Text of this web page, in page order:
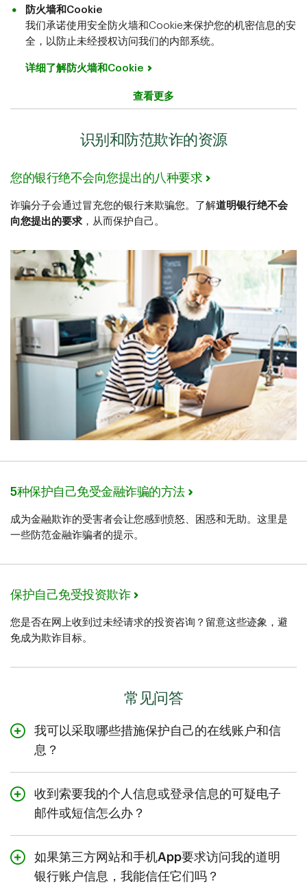
防火墙和Cookie
我们承诺使用安全防火墙和Cookie来保护您的机密信息的安
全，以防止未经授权访问我们的内部系统。
详细了解防火墙和Cookie
查看更多
识别和防范欺诈的资源
您的银行绝不会向您提出的八种要求
诈骗分子会通过冒充您的银行来欺骗您。了解道明银行绝不会
向您提出的要求，从而保护自己。
5种保护自己免受金融诈骗的方法
成为金融欺诈的受害者会让您感到愤怒、困惑和无助。这里是
一些防范金融诈骗者的提示。
保护自己免受投资欺诈
您是否在网上收到过未经请求的投资咨询？留意这些迹象，避
免成为欺诈目标。
常见问答
我可以采取哪些措施保护自己的在线账户和信
息？
请勿打开不请自来的电子邮件，也不要打开来源不明的电
子邮件中的附件。
点击不明网站上的链接时要谨慎。
保护好您的密码：
收到索要我的个人信息或登录信息的可疑电子
邮件或短信怎么办？
切勿回复可疑的电子邮件，也不要打开来自陌生人的附
件：直接删除。
骗子可能会冒充您的银行，企图达到诈骗目的。请记住，
如果第三方网站和手机App要求访问我的道明
银行账户信息，我能信任它们吗？